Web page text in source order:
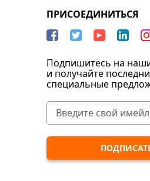
ПРИСОЕДИНИТЬСЯ
Подпишитесь на
и получайте
специальные